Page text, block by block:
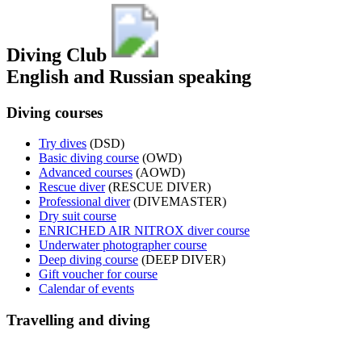
Diving Club
English and Russian speaking
Diving courses
Try dives (DSD)
Basic diving course (OWD)
Advanced courses (AOWD)
Rescue diver(RESCUE DIVER)
Professional diver(DIVEMASTER)
Dry suit course
ENRICHED AIR NITROX diver course
Underwater photographer course
Deep diving course (DEEP DIVER)
Gift voucher for course
Calendar of events
Travelling and diving